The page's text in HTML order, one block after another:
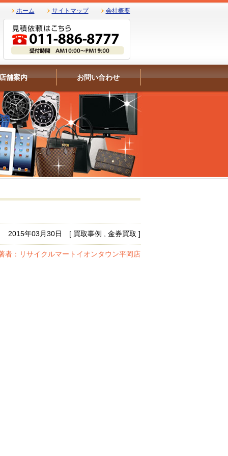
ホーム サイトマップ 会社概要
舗案内 お問い合わせ
2015年03月30日 [ 買取事例 , 金券買取 ]
者：リサイクルマートイオンタウン平岡店